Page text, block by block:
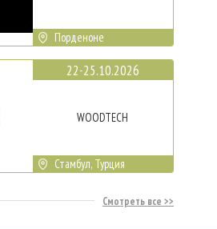
Порденоне
22-25.10.2026
WOODTECH
Стамбул, Турция
Смотреть все